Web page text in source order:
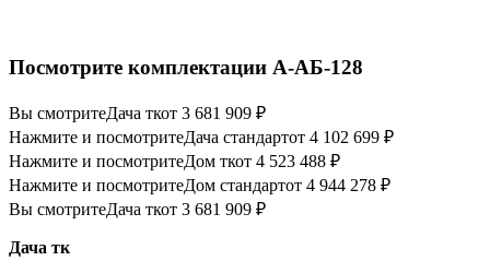
Посмотрите комплектации А-АБ-128
Вы смотритеДача ткот 3 681 909 ₽
Нажмите и посмотритеДача стандартот 4 102 699 ₽
Нажмите и посмотритеДом ткот 4 523 488 ₽
Нажмите и посмотритеДом стандартот 4 944 278 ₽
Вы смотритеДача ткот 3 681 909 ₽
Дача тк